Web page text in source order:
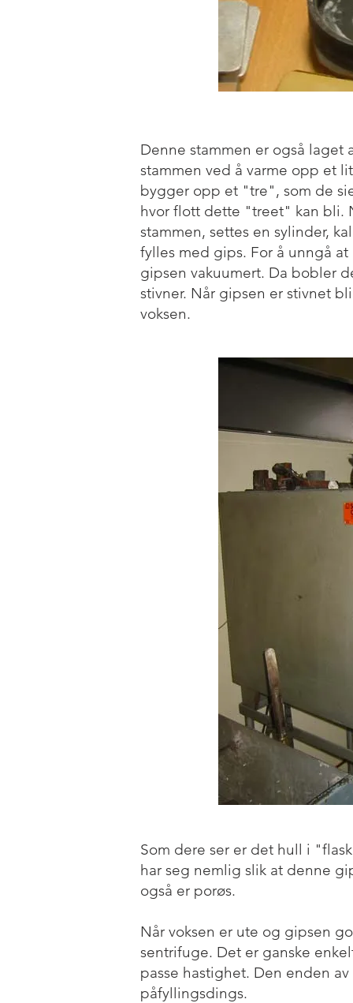
Denne stammen er også laget
stammen ved å varme opp et
bygger opp et "tre", som de
hvor flott dette "treet" kan bli.
stammen, settes en sylinder,
fylles med gips. For å unngå
gipsen vakuumert. Da bobler
stivner. Når gipsen er stivnet
voksen.
Som dere ser er det hull i
har seg nemlig slik at denne
også er porøs.
Når voksen er ute og gipsen
sentrifuge. Det er ganske
passe hastighet. Den enden
påfyllingsdings.